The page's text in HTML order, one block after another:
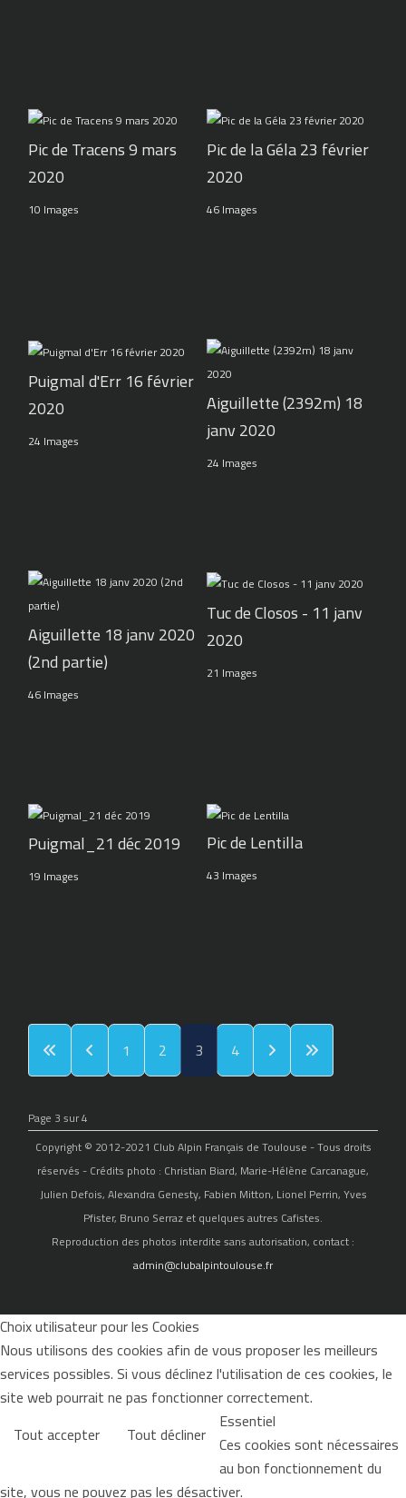
Pic de Tracens 9 mars
2020
10 Images
Pic de la Géla 23 février
2020
46 Images
Puigmal d'Err 16 février
2020
24 Images
Aiguillette (2392m) 18
janv 2020
24 Images
Aiguillette 18 janv 2020
(2nd partie)
46 Images
Tuc de Closos - 11 janv
2020
21 Images
Puigmal_21 déc 2019
19 Images
Pic de Lentilla
43 Images
1 2 3 4
Page 3 sur 4
Copyright © 2012-2021 Club Alpin Français de Toulouse - Tous droits
réservés - Crédits photo : Christian Biard, Marie-Hélène Carcanague,
Julien Defois, Alexandra Genesty, Fabien Mitton, Lionel Perrin, Yves
Pfister, Bruno Serraz et quelques autres Cafistes.
Reproduction des photos interdite sans autorisation, contact :
admin@clubalpintoulouse.fr
Choix utilisateur pour les Cookies
Nous utilisons des cookies afin de vous proposer les meilleurs
services possibles. Si vous déclinez l'utilisation de ces cookies, le
site web pourrait ne pas fonctionner correctement.
Tout accepter
Tout décliner Essentiel
Ces cookies sont nécessaires
au bon fonctionnement du
site, vous ne pouvez pas les désactiver.